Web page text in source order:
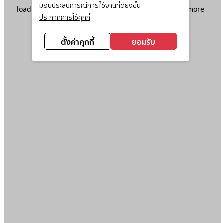
มอบประสบการณ์การใช้งานที่ดียิ่งขึ้น
ประกาศการใช้คุกกี้
ตั้งค่าคุกกี้ ยอมรับ
loadingwww.ktc.co.th(see the browser console
for more
information).